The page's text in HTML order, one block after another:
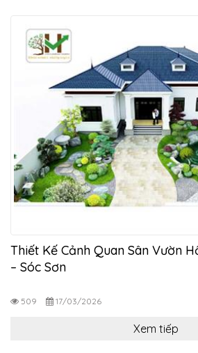
Thiết Kế Cảnh Quan Sân Vườn
– Sóc Sơn
509 17/03/2026
Xem tiếp